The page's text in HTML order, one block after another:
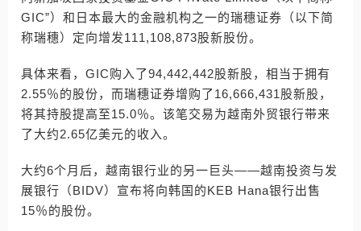
GIC”）和日本最大的金融机构之一的瑞穗证券（以下简
称瑞穗）定向增发111,108,873股新股份。
具体来看，GIC购入了94,442,442股新股，相当于拥有
2.55％的股份，而瑞穗证券增购了16,666,431股新股，
将其持股提高至15.0％。该笔交易为越南外贸银行带来
了大约2.65亿美元的收入。
大约6个月后，越南银行业的另一巨头——越南投资与发
展银行（BIDV）宣布将向韩国的KEB Hana银行出售
15％的股份。